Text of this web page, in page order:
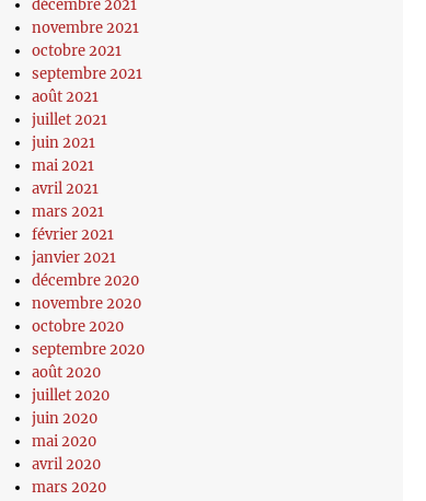
décembre 2021
novembre 2021
octobre 2021
septembre 2021
août 2021
juillet 2021
juin 2021
mai 2021
avril 2021
mars 2021
février 2021
janvier 2021
décembre 2020
novembre 2020
octobre 2020
septembre 2020
août 2020
juillet 2020
juin 2020
mai 2020
avril 2020
mars 2020